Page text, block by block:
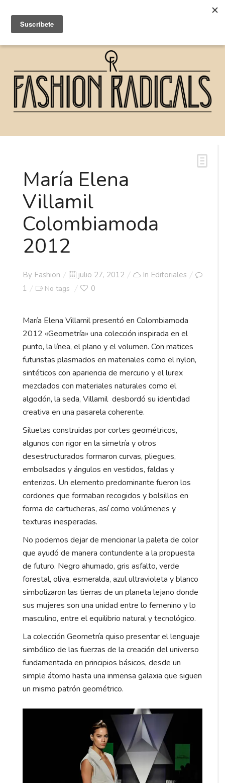
María Elena
Villamil
Colombiamoda
2012
By Fashion
Posted
on
julio 27, 2012 In Editoriales
1
No tags 0
María Elena Villamil presentó en Colombiamoda
2012 «Geometría» una colección inspirada en el
punto, la línea, el plano y el volumen. Con matices
futuristas plasmados en materiales como el nylon,
sintéticos con apariencia de mercurio y el lurex
mezclados con materiales naturales como el
algodón, la seda, Villamil desbordó su identidad
creativa en una pasarela coherente.
Siluetas construidas por cortes geométricos,
algunos con rigor en la simetría y otros
desestructurados formaron curvas, pliegues,
embolsados y ángulos en vestidos, faldas y
enterizos. Un elemento predominante fueron los
cordones que formaban recogidos y bolsillos en
forma de cartucheras, así como volúmenes y
texturas inesperadas.
No podemos dejar de mencionar la paleta de color
que ayudó de manera contundente a la propuesta
de futuro. Negro ahumado, gris asfalto, verde
forestal, oliva, esmeralda, azul ultravioleta y blanco
simbolizaron las tierras de un planeta lejano donde
sus mujeres son una unidad entre lo femenino y lo
masculino, entre el equilibrio natural y tecnológico.
La colección Geometría quiso presentar el lenguaje
simbólico de las fuerzas de la creación del universo
fundamentada en principios básicos, desde un
simple átomo hasta una inmensa galaxia que siguen
un mismo patrón geométrico.